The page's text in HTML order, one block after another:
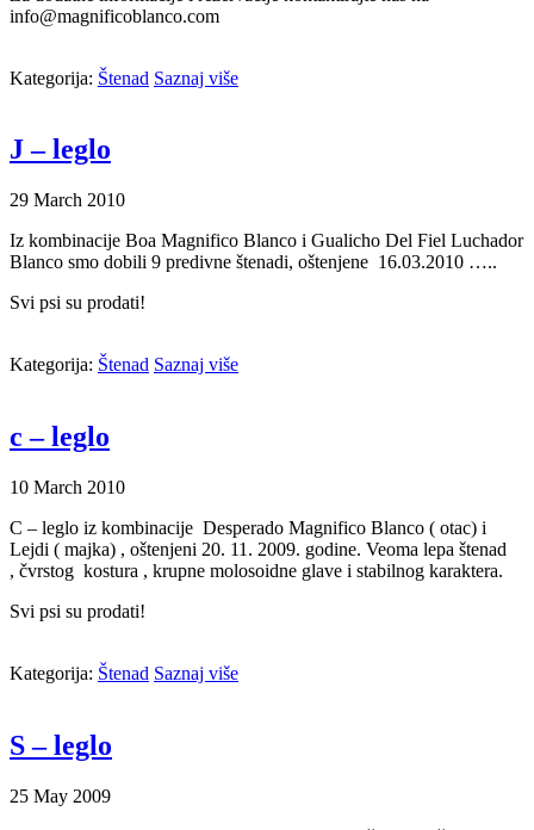
info@magnificoblanco.com
Kategorija: Štenad Saznaj više
J – leglo
29 March 2010
Iz kombinacije Boa Magnifico Blanco i Gualicho Del Fiel Luchador
Blanco smo dobili 9 predivne štenadi, oštenjene 16.03.2010 …..
Svi psi su prodati!
Kategorija: Štenad Saznaj više
c – leglo
10 March 2010
C – leglo iz kombinacije Desperado Magnifico Blanco ( otac) i
Lejdi ( majka) , oštenjeni 20. 11. 2009. godine. Veoma lepa štenad
, čvrstog kostura , krupne molosoidne glave i stabilnog karaktera.
Svi psi su prodati!
Kategorija: Štenad Saznaj više
S – leglo
25 May 2009